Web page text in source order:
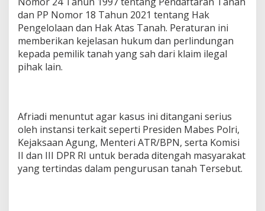
dan PP Nomor 18 Tahun 2021 tentang Hak
Pengelolaan dan Hak Atas Tanah. Peraturan ini
memberikan kejelasan hukum dan perlindungan
kepada pemilik tanah yang sah dari klaim ilegal
pihak lain.
Afriadi menuntut agar kasus ini ditangani serius
oleh instansi terkait seperti Presiden Mabes Polri,
Kejaksaan Agung, Menteri ATR/BPN, serta Komisi
II dan III DPR RI untuk berada ditengah masyarakat
yang tertindas dalam pengurusan tanah Tersebut.